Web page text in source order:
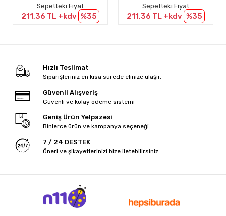
Sepetteki Fiyat
211,36 TL +kdv %35
Sepetteki Fiyat
211,36 TL +kdv %35
Hızlı Teslimat
Siparişleriniz en kısa sürede elinize ulaşır.
Güvenli Alışveriş
Güvenli ve kolay ödeme sistemi
Geniş Ürün Yelpazesi
Binlerce ürün ve kampanya seçeneği
7 / 24 DESTEK
Öneri ve şikayetlerinizi bize iletebilirsiniz.